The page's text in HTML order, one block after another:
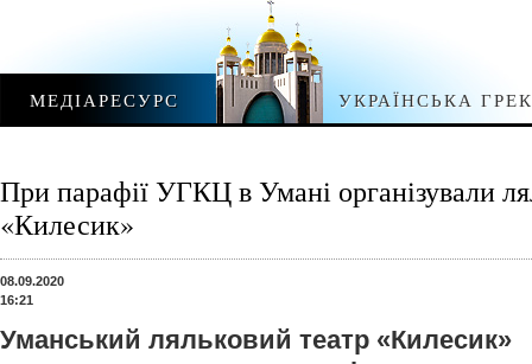
МЕДІАРЕСУРС УКРАЇНСЬКА
При парафії УГКЦ в Умані організували
«Килесик»
08.09.2020
16:21
Уманський ляльковий театр «Килесик»